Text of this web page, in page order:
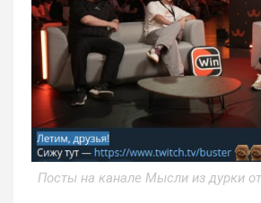
Посты на канале Мысли из дурки